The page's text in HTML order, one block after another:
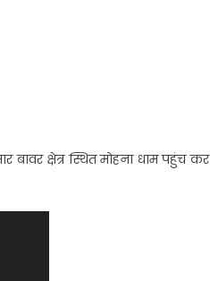
बावर क्षेत्र स्थित मोहना धाम पहुंच कर